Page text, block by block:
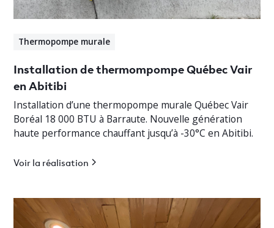
Thermopompe murale
Installation de thermompompe Québec Vair
en Abitibi
Installation d’une thermopompe murale Québec Vair
Boréal 18 000 BTU à Barraute. Nouvelle génération
haute performance chauffant jusqu’à -30°C en Abitibi.
Voir la réalisation